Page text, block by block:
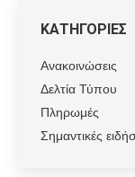
ΚΑΤΗΓΟΡΙΕΣ
Ανακοινώσεις
Δελτία Τύπου
Πληρωμές
Σημαντικές